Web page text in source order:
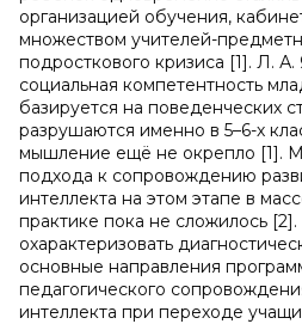
организацией обучения,
множеством учителей-
подросткового кризиса [1]. Л.
социальная компетентность
базируется на поведенческих
разрушаются именно в 5–6-х
мышление ещё не окрепло [1].
подхода к сопровождению
интеллекта на этом этапе в
практике пока не сложилось
охарактеризовать
основные направления
педагогического
интеллекта при переходе